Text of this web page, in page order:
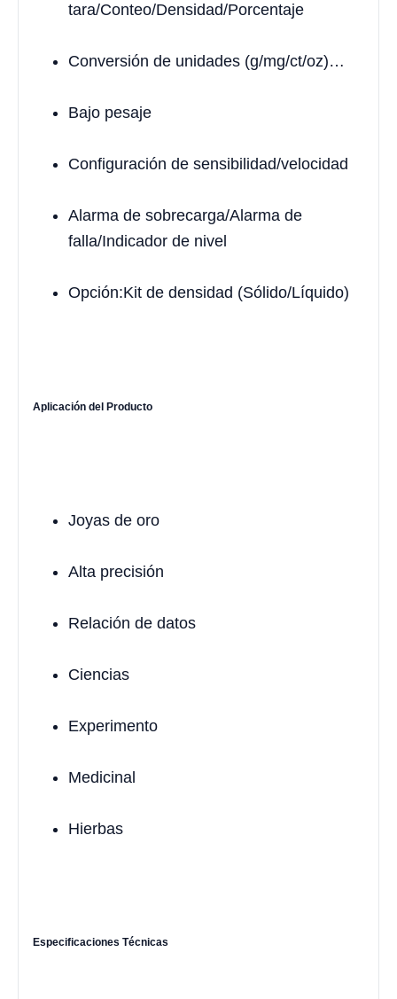
tara/Conteo/Densidad/Porcentaje
Conversión de unidades (g/mg/ct/oz)…
Bajo pesaje
Configuración de sensibilidad/velocidad
Alarma de sobrecarga/Alarma de
falla/Indicador de nivel
Opción:Kit de densidad (Sólido/Líquido)
Aplicación del Producto
Joyas de oro
Alta precisión
Relación de datos
Ciencias
Experimento
Medicinal
Hierbas
Especificaciones Técnicas